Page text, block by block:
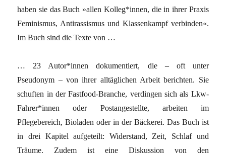
haben sie das Buch »allen Kolleg*innen, die in ihrer Praxis
Feminismus, Antirassismus und Klassenkampf verbinden«.
Im Buch sind die Texte von …
… 23 Autor*innen dokumentiert, die – oft unter
Pseudonym – von ihrer alltäglichen Arbeit berichten. Sie
schuften in der Fastfood-Branche, verdingen sich als Lkw-
Fahrer*innen oder Postangestellte, arbeiten im
Pflegebereich, Bioladen oder in der Bäckerei. Das Buch ist
in drei Kapitel aufgeteilt: Widerstand, Zeit, Schlaf und
Träume. Zudem ist eine Diskussion von den